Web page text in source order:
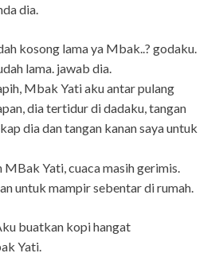
dia.
kosong lama ya Mbak..? godaku.
lama. jawab dia.
Mbak Yati aku antar pulang
dia tertidur di dadaku, tangan
dia dan tangan kanan saya untuk
MBak Yati, cuaca masih gerimis.
untuk mampir sebentar di rumah.
buatkan kopi hangat
Yati.